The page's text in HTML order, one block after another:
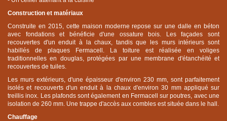
Construction et matériaux
Construite en 2015, cette maison moderne repose sur une dalle en béton
avec fondations et bénéficie d'une ossature bois. Les façades sont
recouvertes d'un enduit à la chaux, tandis que les murs intérieurs sont
habillés de plaques Fermacell. La toiture est réalisée en voliges
traditionnelles en douglas, protégées par une membrane d'étanchéité et
recouvertes de tuiles.
Les murs extérieurs, d'une épaisseur d'environ 230 mm, sont parfaitement
isolés et recouverts d'un enduit à la chaux d'environ 30 mm appliqué sur
treillis inox. Les plafonds sont également en Fermacell sur poutres, avec une
isolation de 260 mm. Une trappe d'accès aux combles est située dans le hall.
Chauffage